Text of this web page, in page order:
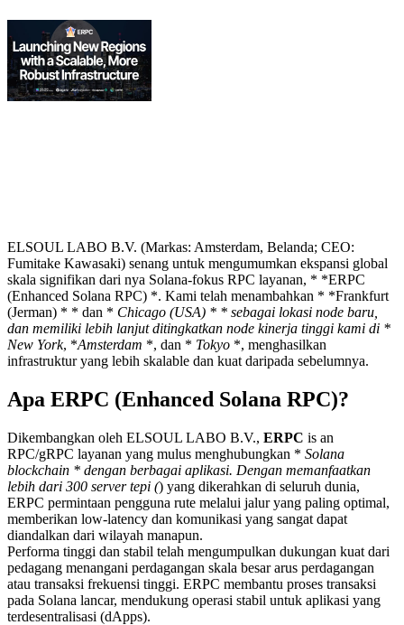
ELSOUL LABO B.V. (Markas: Amsterdam, Belanda; CEO:
Fumitake Kawasaki) senang untuk mengumumkan ekspansi global
skala signifikan dari nya Solana-fokus RPC layanan, * *ERPC
(Enhanced Solana RPC) *. Kami telah menambahkan * *Frankfurt
(Jerman) * * dan * Chicago (USA) * * sebagai lokasi node baru,
dan memiliki lebih lanjut ditingkatkan node kinerja tinggi kami di *
New York, *Amsterdam *, dan * Tokyo *, menghasilkan
infrastruktur yang lebih skalable dan kuat daripada sebelumnya.
Apa ERPC (Enhanced Solana RPC)?
Dikembangkan oleh ELSOUL LABO B.V., ERPC is an
RPC/gRPC layanan yang mulus menghubungkan * Solana
blockchain * dengan berbagai aplikasi. Dengan memanfaatkan
lebih dari 300 server tepi () yang dikerahkan di seluruh dunia,
ERPC permintaan pengguna rute melalui jalur yang paling optimal,
memberikan low-latency dan komunikasi yang sangat dapat
diandalkan dari wilayah manapun.
Performa tinggi dan stabil telah mengumpulkan dukungan kuat dari
pedagang menangani perdagangan skala besar arus perdagangan
atau transaksi frekuensi tinggi. ERPC membantu proses transaksi
pada Solana lancar, mendukung operasi stabil untuk aplikasi yang
terdesentralisasi (dApps).